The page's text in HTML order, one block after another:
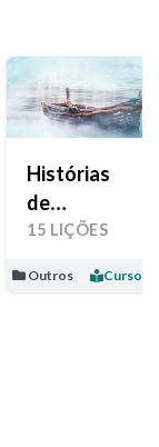
Histórias
de
Esperança
15 LIÇÕES
Outros Curso